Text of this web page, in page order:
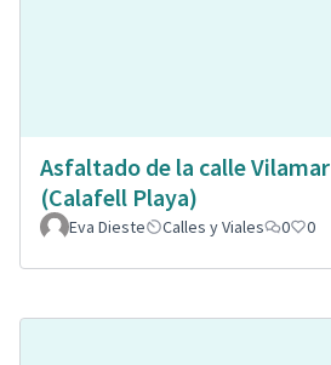
Asfaltado de la calle Vilamar
(Calafell Playa)
Eva Dieste Calles y Viales 0 0